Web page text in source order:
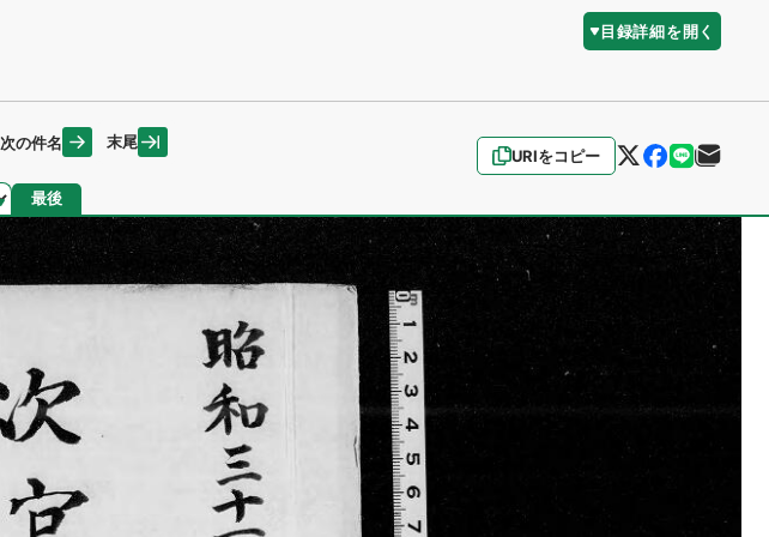
目録詳細を開く
URIをコピー
次の件名 末尾
最後